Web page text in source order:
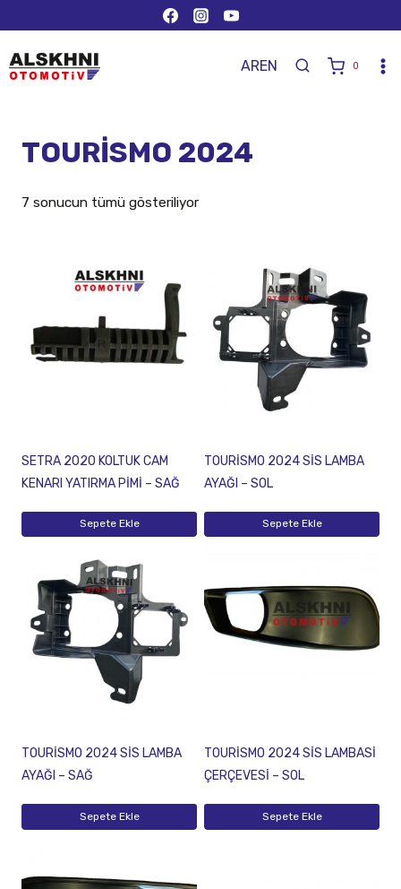
AREN 0
TOURİSMO 2024
7 sonucun tümü gösteriliyor
SETRA 2020 KOLTUK CAM
KENARI YATIRMA PİMİ – SAĞ
Sepete Ekle
TOURİSMO 2024 SİS LAMBA
AYAĞI – SOL
Sepete Ekle
TOURİSMO 2024 SİS LAMBA
AYAĞI – SAĞ
Sepete Ekle
TOURİSMO 2024 SİS LAMBASİ
ÇERÇEVESİ – SOL
Sepete Ekle